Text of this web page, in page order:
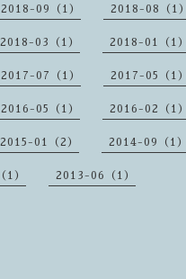
2018-09（1） 2018-08（1）
2018-03（1） 2018-01（1）
2017-07（1） 2017-05（1）
2016-05（1） 2016-02（1）
2015-01（2） 2014-09（1）
1） 2013-06（1）